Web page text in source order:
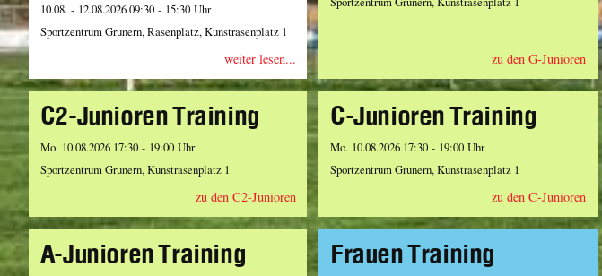
10.08. - 12.08.2026 09:30 - 15:30 Uhr
Sportzentrum Grunern, Rasenplatz, Kunstrasenplatz 1
weiter lesen... zu den G-Junioren
C2-Junioren Training
Mo. 10.08.2026 17:30 - 19:00 Uhr
Sportzentrum Grunern, Kunstrasenplatz 1
zu den C2-Junioren
C-Junioren Training
Mo. 10.08.2026 17:30 - 19:00 Uhr
Sportzentrum Grunern, Kunstrasenplatz 1
zu den C-Junioren
A-Junioren Training Frauen Training